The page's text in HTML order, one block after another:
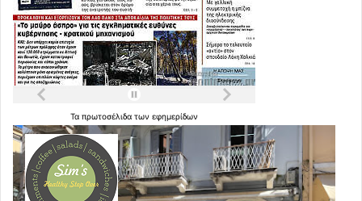
Τα πρωτοσέλιδα των εφημερίδων